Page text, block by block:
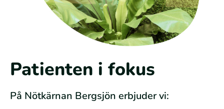
Patienten i fokus
På Nötkärnan Bergsjön erbjuder vi: